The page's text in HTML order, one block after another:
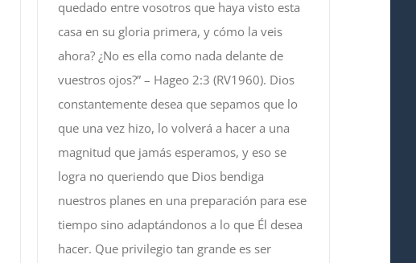
quedado entre vosotros que haya visto esta
casa en su gloria primera, y cómo la veis
ahora? ¿No es ella como nada delante de
vuestros ojos?” – Hageo 2:3 (RV1960). Dios
constantemente desea que sepamos que lo
que una vez hizo, lo volverá a hacer a una
magnitud que jamás esperamos, y eso se
logra no queriendo que Dios bendiga
nuestros planes en una preparación para ese
tiempo sino adaptándonos a lo que Él desea
hacer. Que privilegio tan grande es ser